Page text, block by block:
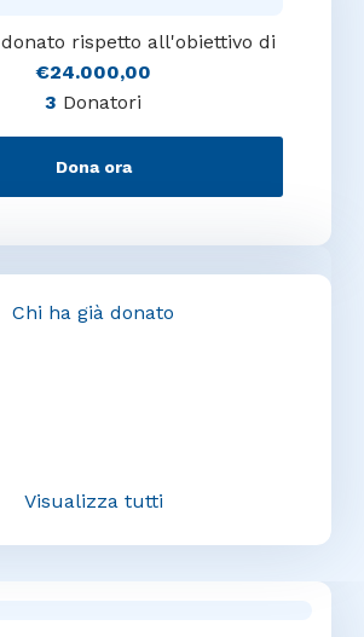
donato rispetto all'obiettivo di
€24.000,00
3 Donatori
Dona ora
Chi ha già donato
Visualizza tutti